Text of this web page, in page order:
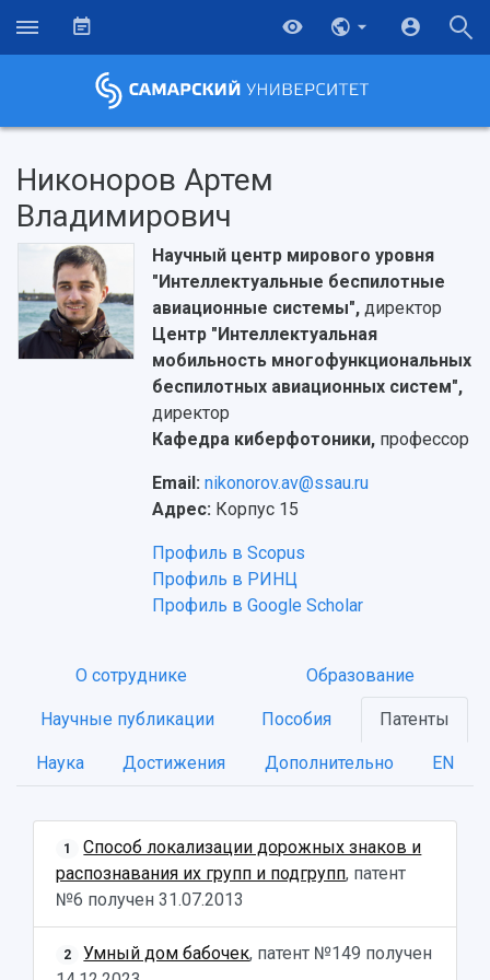
Об университете
История
Рейтинги
Наблюдательный совет
Ученый совет
Кадровый резерв
Новости
Главные новости
Объявления
Пресс-центр
Газета "Полет"
Образование
Почему я выбираю Самарский университет?
Бакалавриат и специалитет
Аспирантура
Формы обучения
Учебные планы
Дополнительное образование
Научно-исследовательская деятельность
Основные научные направления
Диссертационные советы
Конкурс на замещение должностей научных
работников
Научно-технический совет
Научные проекты и темы
Аспирантура и докторантура
Никоноров Артем
Владимирович
Научный центр мирового уровня
"Интеллектуальные беспилотные
авиационные системы",директор
Центр "Интеллектуальная
мобильность многофункциональных
беспилотных авиационных систем",
директор
Кафедра киберфотоники, профессор
Email: nikonorov.av@ssau.ru
Адрес: Корпус 15
Профиль в Scopus
Профиль в РИНЦ
Профиль в Google Scholar
О сотруднике Образование
Научные публикации Пособия Патенты
Наука Достижения Дополнительно EN
1
Способ локализации дорожных знаков и
распознавания их групп и подгрупп, патент
№6 получен 31.07.2013
2 Умный дом бабочек, патент №149 получен